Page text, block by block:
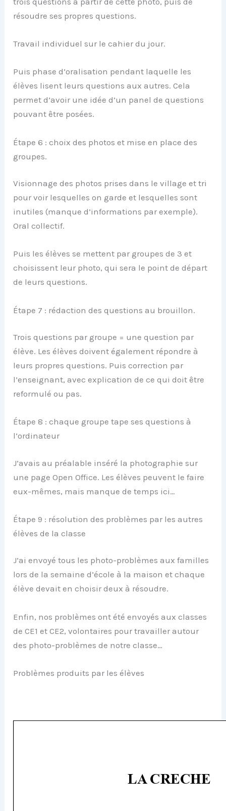
résoudre ses propres questions.
Travail individuel sur le cahier du jour.
Puis phase d’oralisation pendant laquelle les
élèves lisent leurs questions aux autres. Cela
permet d’avoir une idée d’un panel de questions
pouvant être posées.
Étape 6 : choix des photos et mise en place des
groupes.
Visionnage des photos prises dans le village et tri
pour voir lesquelles on garde et lesquelles sont
inutiles (manque d’informations par exemple).
Oral collectif.
Puis les élèves se mettent par groupes de 3 et
choisissent leur photo, qui sera le point de départ
de leurs questions.
Étape 7 : rédaction des questions au brouillon.
Trois questions par groupe = une question par
élève. Les élèves doivent également répondre à
leurs propres questions. Puis correction par
l’enseignant, avec explication de ce qui doit être
reformulé ou pas.
Étape 8 : chaque groupe tape ses questions à
l’ordinateur
J’avais au préalable inséré la photographie sur
une page Open Office. Les élèves peuvent le faire
eux-mêmes, mais manque de temps ici…
Étape 9 : résolution des problèmes par les autres
élèves de la classe
J’ai envoyé tous les photo-problèmes aux familles
lors de la semaine d’école à la maison et chaque
élève devait en choisir deux à résoudre.
Enfin, nos problèmes ont été envoyés aux classes
de CE1 et CE2, volontaires pour travailler autour
des photo-problèmes de notre classe…
Problèmes produits par les élèves